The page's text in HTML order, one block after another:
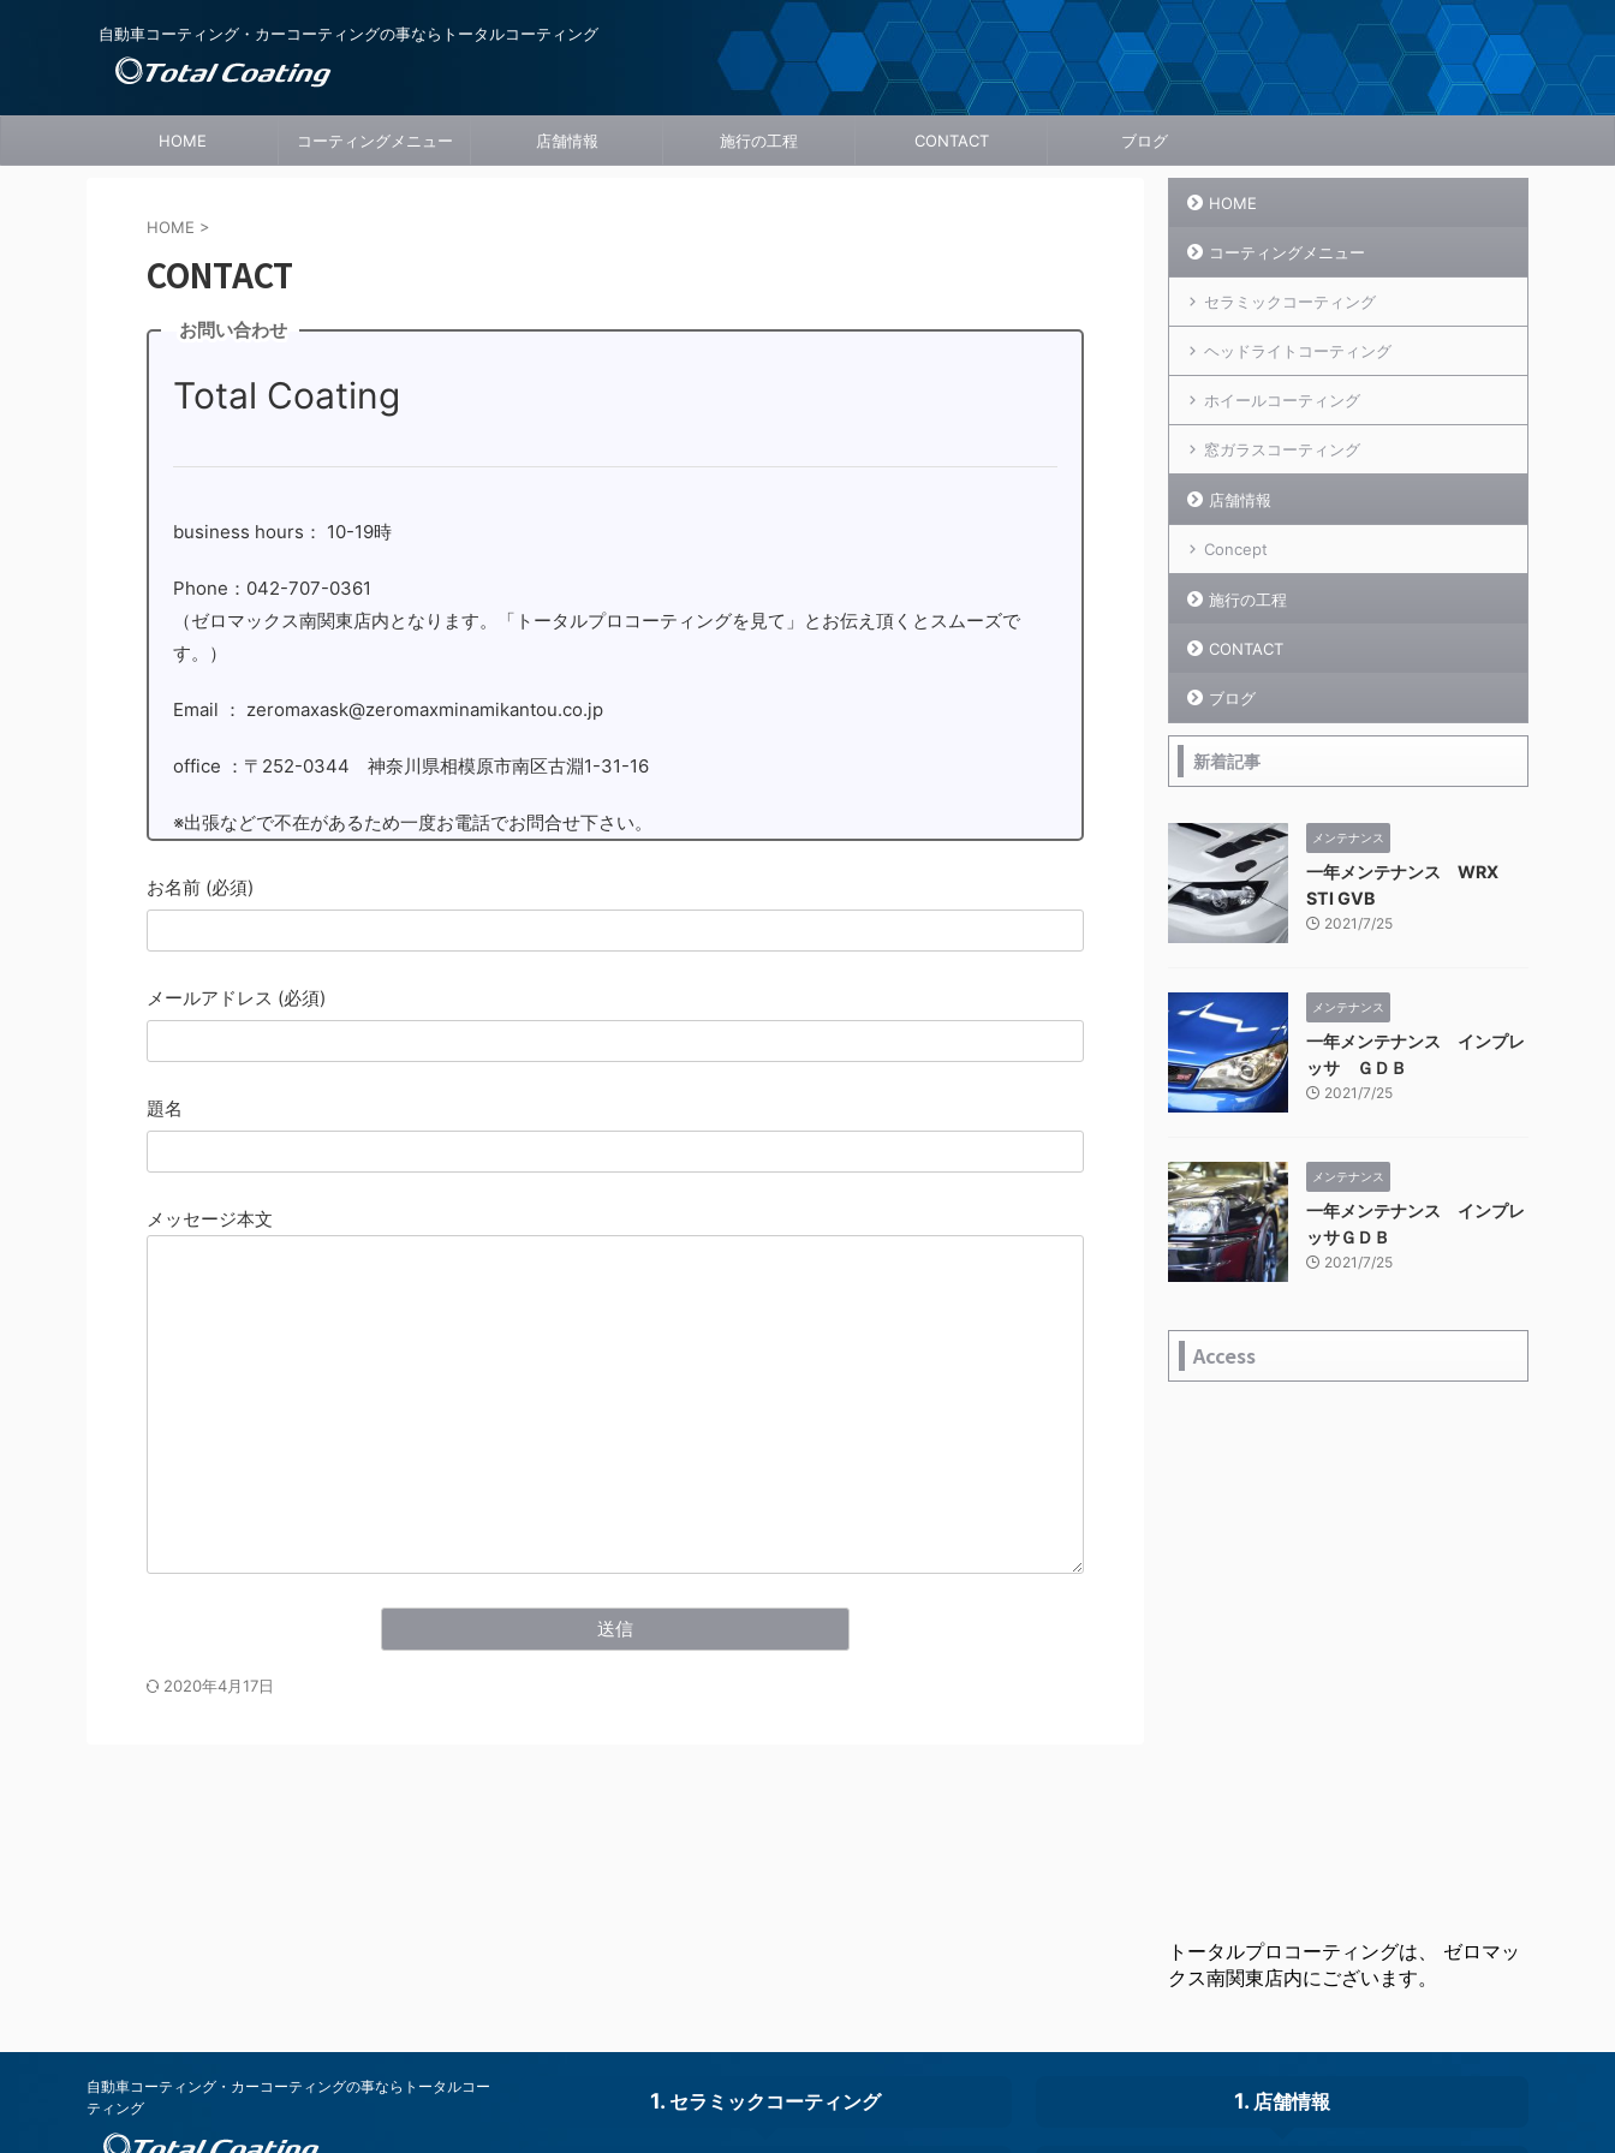
自動車コーティング・カーコーティングの事ならトータルコーティング
HOME コーティングメニュー 店舗情報 施行の工程 CONTACT ブログ
HOME >
CONTACT
お問い合わせ
Total Coating
business hours： 10-19時
Phone：042-707-0361
（ゼロマックス南関東店内となります。「トータルプロコーティングを見て」とお伝え頂くとスムーズで
す。）
Email ： zeromaxask@zeromaxminamikantou.co.jp
office ：〒252-0344 神奈川県相模原市南区古淵1-31-16
※出張などで不在があるため一度お電話でお問合せ下さい。
お名前 (必須)
メールアドレス (必須)
題名
メッセージ本文
2020年4月17日
HOME
コーティングメニュー
セラミックコーティング
ヘッドライトコーティング
ホイールコーティング
窓ガラスコーティング
店舗情報
Concept
施行の工程
CONTACT
ブログ
新着記事
メンテナンス
一年メンテナンス WRX
STI GVB
2021/7/25
メンテナンス
一年メンテナンス インプレ
ッサ ＧＤＢ
2021/7/25
メンテナンス
一年メンテナンス インプレ
ッサＧＤＢ
2021/7/25
Access
トータルプロコーティングは、 ゼロマッ
クス南関東店内にございます。
セラミックコーティング 店舗情報
自動車コーティング・カーコーティングの事ならトータルコー
ティング